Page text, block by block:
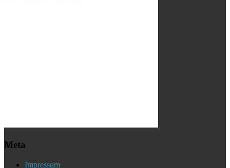
Meta
Impressum